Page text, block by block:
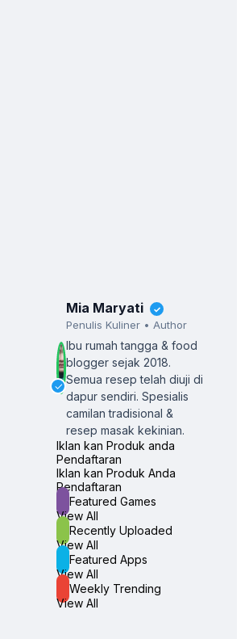
✓
Mia Maryati ✓
Penulis Kuliner • Author
Ibu rumah tangga & food
blogger sejak 2018.
Semua resep telah diuji di
dapur sendiri.Spesialis
camilan tradisional &
resep masak kekinian.
Iklan kan Produk anda
Pendaftaran
Iklan kan Produk Anda
Pendaftaran
Featured Games
View All
Recently Uploaded
View All
Featured Apps
View All
Weekly Trending
View All